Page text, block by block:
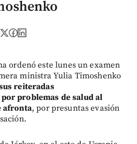
ordenó este lunes un examen
ministra Yulia Timoshenko
reiteradas
problemas de salud al
afronta, por presuntas evasión